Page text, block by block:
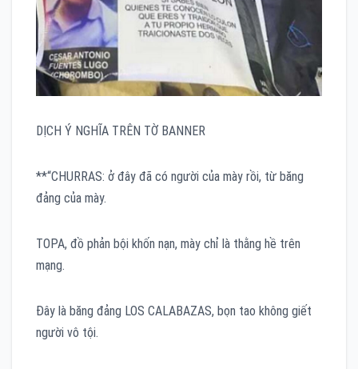
DỊCH Ý NGHĨA TRÊN TỜ BANNER
**“CHURRAS: ở đây đã có người của mày rồi, từ băng
đảng của mày.
TOPA, đồ phản bội khốn nạn, mày chỉ là thằng hề trên
mạng.
Đây là băng đảng LOS CALABAZAS, bọn tao không giết
người vô tội.